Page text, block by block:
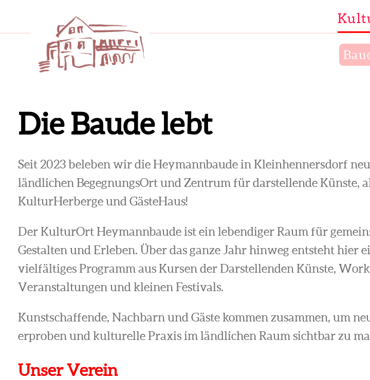
Die Baude lebt
Seit 2023 beleben wir die Heymannbaude in Kleinhennersdorf
ländlichen BegegnungsOrt und Zentrum für darstellende Künste,
KulturHerberge und GästeHaus!
Der KulturOrt Heymannbaude ist ein lebendiger Raum für
Gestalten und Erleben. Über das ganze Jahr hinweg entsteht hier
vielfältiges Programm aus Kursen der Darstellenden Künste,
Veranstaltungen und kleinen Festivals.
Kunstschaffende, Nachbarn und Gäste kommen zusammen, um
erproben und kulturelle Praxis im ländlichen Raum sichtbar zu
Unser Verein